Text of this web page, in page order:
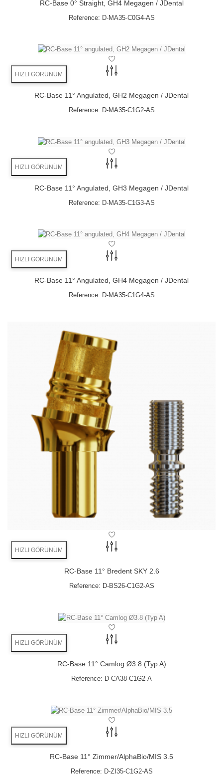
Angulation
minimizes the risk
bone grafts can be avoided
RC-Base 0° Straight, GH4 Megagen / JDental
Reference: D-MA35-C0G4-AS
HIZLI GÖRÜNÜM
RC-Base 11° Angulated, GH2 Megagen / JDental
Reference: D-MA35-C1G2-AS
HIZLI GÖRÜNÜM
RC-Base 11° Angulated, GH3 Megagen / JDental
Reference: D-MA35-C1G3-AS
HIZLI GÖRÜNÜM
RC-Base 11° Angulated, GH4 Megagen / JDental
Reference: D-MA35-C1G4-AS
HIZLI GÖRÜNÜM
RC-Base 11° Bredent SKY 2.6
Reference: D-BS26-C1G2-AS
HIZLI GÖRÜNÜM
RC-Base 11° Camlog Ø3.8 (Typ A)
Reference: D-CA38-C1G2-A
HIZLI GÖRÜNÜM
RC-Base 11° Zimmer/AlphaBio/MIS 3.5
Reference: D-ZI35-C1G2-AS